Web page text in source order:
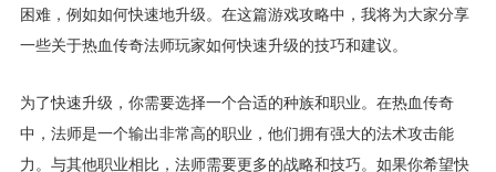
困难，例如如何快速地升级。在这篇游戏攻略中，我将为大家分享
一些关于热血传奇法师玩家如何快速升级的技巧和建议。
为了快速升级，你需要选择一个合适的种族和职业。在热血传奇
中，法师是一个输出非常高的职业，他们拥有强大的法术攻击能
力。与其他职业相比，法师需要更多的战略和技巧。如果你希望快